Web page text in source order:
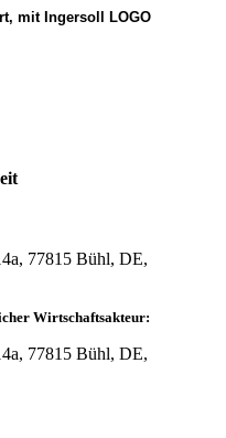
mit Ingersoll LOGO
77815 Bühl, DE,
Wirtschaftsakteur:
77815 Bühl, DE,